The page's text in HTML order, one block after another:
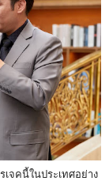
เจคนี้ในประเทศอย่าง